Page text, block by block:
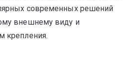
современных решений
внешнему виду и
крепления.